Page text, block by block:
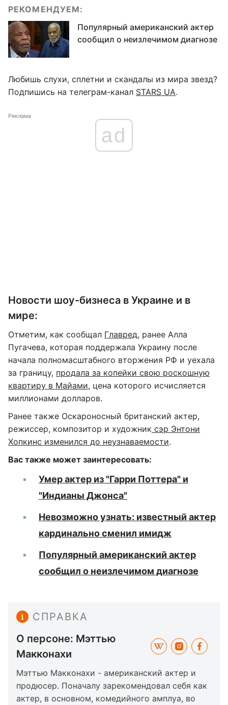
РЕКОМЕНДУЕМ:
Популярный американский актер
сообщил о неизлечимом диагнозе
Любишь слухи, сплетни и скандалы из мира звезд?
Подпишись на телеграм-канал STARS UA.
Реклама
ad
Новости шоу-бизнеса в Украине и в
мире:
Отметим, как сообщал Главред, ранее Алла
Пугачева, которая поддержала Украину после
начала полномасштабного вторжения РФ и уехала
за границу, продала за копейки свою роскошную
квартиру в Майами, цена которого исчисляется
миллионами долларов.
Ранее также Оскароносный британский актер,
режиссер, композитор и художник сэр Энтони
Хопкинс изменился до неузнаваемости.
Вас также может заинтересовать:
Умер актер из "Гарри Поттера" и
"Индианы Джонса"
Невозможно узнать: известный актер
кардинально сменил имидж
Популярный американский актер
сообщил о неизлечимом диагнозе
СПРАВКА
О персоне: Мэттью
Макконахи
Мэттью Макконахи - американский актер и
продюсер. Поначалу зарекомендовал себя как
актер, в основном, комедийного амплуа, во